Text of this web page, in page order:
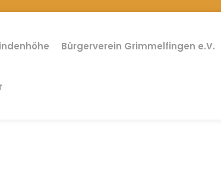
Bürgerverein Grimmelfingen e.V.